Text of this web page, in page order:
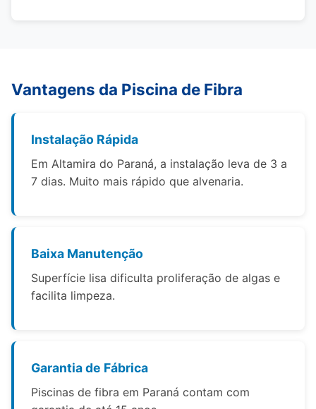
Vantagens da Piscina de Fibra
Instalação Rápida
Em Altamira do Paraná, a instalação leva de 3 a
7 dias. Muito mais rápido que alvenaria.
Baixa Manutenção
Superfície lisa dificulta proliferação de algas e
facilita limpeza.
Garantia de Fábrica
Piscinas de fibra em Paraná contam com